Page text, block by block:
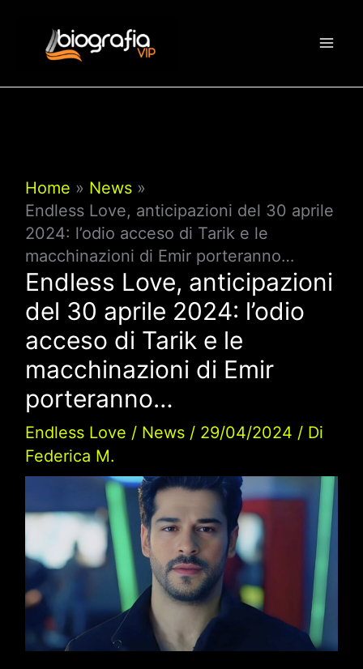
contenuto
Home
News
Endless Love, anticipazioni del 30 aprile
2024: l’odio acceso di Tarik e le
macchinazioni di Emir porteranno…
Endless Love, anticipazioni
del 30 aprile 2024: l’odio
acceso di Tarik e le
macchinazioni di Emir
porteranno…
Endless Love / News/ 29/04/2024 / Di
Federica M.